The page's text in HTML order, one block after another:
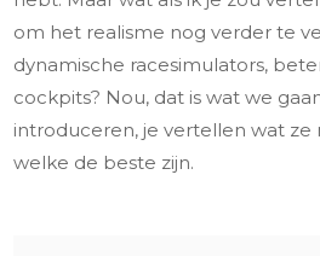
om het realisme nog verder te
dynamische racesimulators,
cockpits? Nou, dat is wat we
introduceren, je vertellen wat
welke de beste zijn.